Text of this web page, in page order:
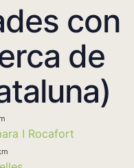
con
de
I Rocafort